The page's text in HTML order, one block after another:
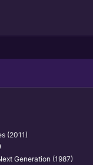
(2011)
Generation (1987)